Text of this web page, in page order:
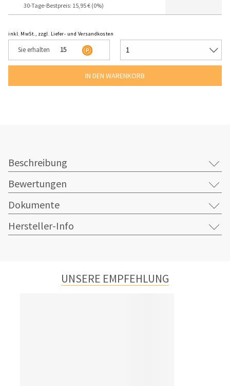
30-Tage-Bestpreis: 15,95 € (0%)
inkl. MwSt., zzgl. Liefer- und Versandkosten
Sie erhalten 15
Beschreibung
Bewertungen
Dokumente
Hersteller-Info
UNSERE EMPFEHLUNG